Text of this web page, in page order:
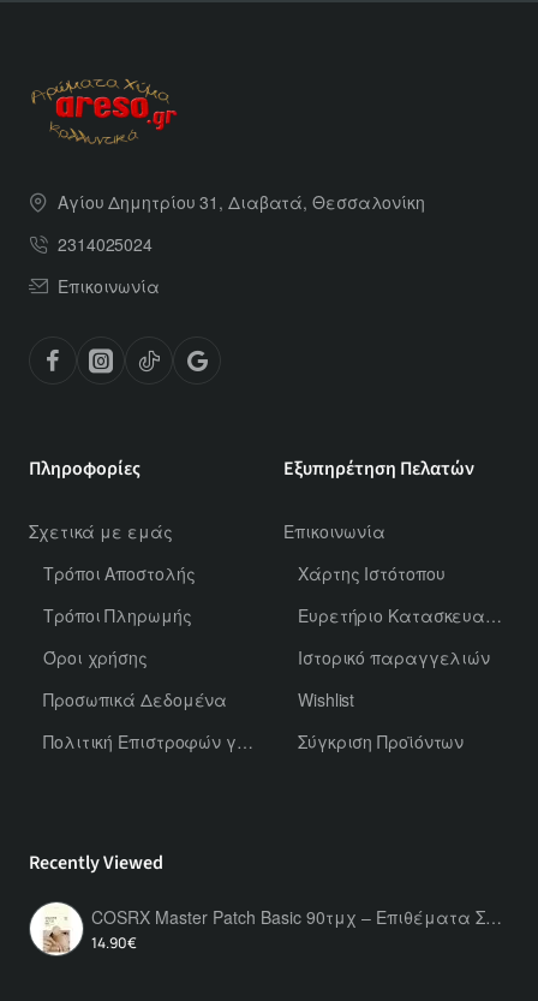
Αγίου Δημητρίου 31, Διαβατά, Θεσσαλονίκη
2314025024
Επικοινωνία
Πληροφορίες
Σχετικά με εμάς
Τρόποι Αποστολής
Τρόποι Πληρωμής
Όροι χρήσης
Προσωπικά Δεδομένα
Πολιτική Επιστροφών για Χύμα Αρώματα
Εξυπηρέτηση Πελατών
Επικοινωνία
Χάρτης Ιστότοπου
Ευρετήριο Κατασκευαστών
Ιστορικό παραγγελιών
Wishlist
Σύγκριση Προϊόντων
Recently Viewed
COSRX Master Patch Basic 90τμχ – Επιθέματα Σπυριών Προσώπου για Σπυράκια, Προστασία & Επανόρθωση
14.90€